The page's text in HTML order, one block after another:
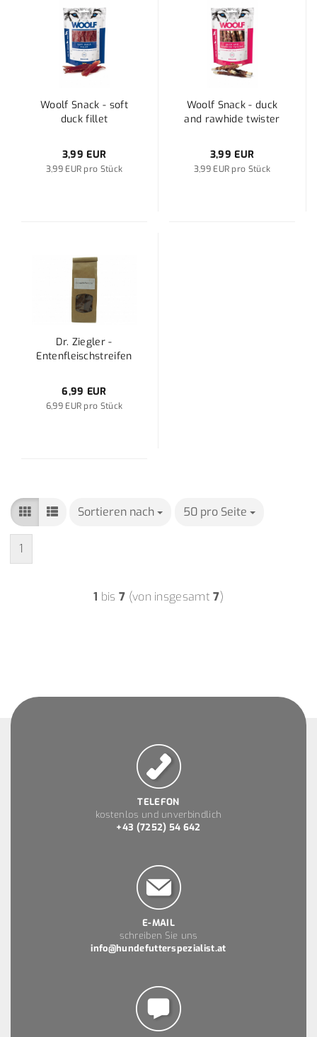
Woolf Snack - soft
duck fillet
3,99 EUR
3,99 EUR pro Stück
Woolf Snack - duck
and rawhide twister
3,99 EUR
3,99 EUR pro Stück
Dr. Ziegler -
Entenfleischstreifen
6,99 EUR
6,99 EUR pro Stück
Sortieren nach
Sortieren nach 50 pro Seite
pro Seite
1
1 bis 7 (von insgesamt7)
TELEFON
kostenlos und unverbindlich
+43 (7252) 54 642
E-MAIL
schreiben Sie uns
info@hundefutterspezialist.at